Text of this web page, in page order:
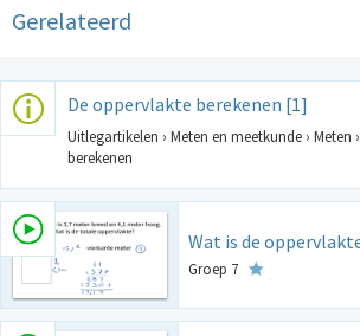
Gerelateerd
De oppervlakte berekenen [1]
Uitlegartikelen › Meten en meetkunde › Meten
berekenen
Wat is de
Groep 7